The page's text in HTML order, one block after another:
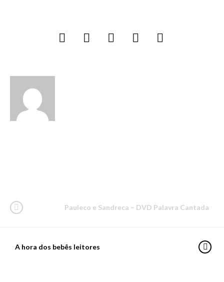
Pauleco e Sandreca – DVD Palavra Cantada
A hora dos bebês leitores